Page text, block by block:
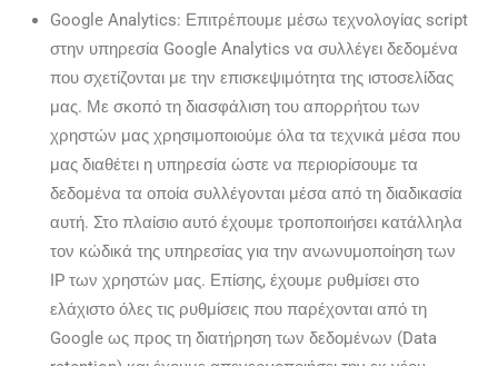
Google Analytics: Επιτρέπουμε μέσω τεχνολογίας script
στην υπηρεσία Google Analytics να συλλέγει δεδομένα
που σχετίζονται με την επισκεψιμότητα της ιστοσελίδας
μας. Με σκοπό τη διασφάλιση του απορρήτου των
χρηστών μας χρησιμοποιούμε όλα τα τεχνικά μέσα που
μας διαθέτει η υπηρεσία ώστε να περιορίσουμε τα
δεδομένα τα οποία συλλέγονται μέσα από τη διαδικασία
αυτή. Στο πλαίσιο αυτό έχουμε τροποποιήσει κατάλληλα
τον κώδικά της υπηρεσίας για την ανωνυμοποίηση των
IP των χρηστών μας. Επίσης, έχουμε ρυθμίσει στο
ελάχιστο όλες τις ρυθμίσεις που παρέχονται από τη
Google ως προς τη διατήρηση των δεδομένων (Data